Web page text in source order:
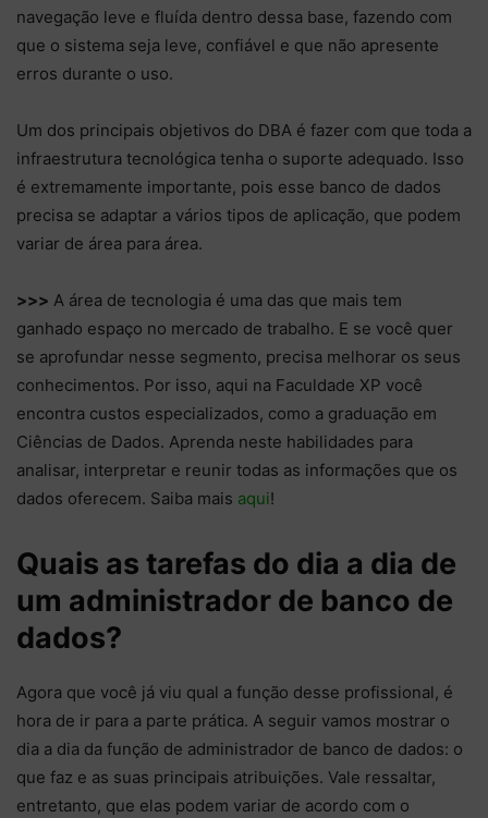
navegação leve e fluída dentro dessa base, fazendo com
que o sistema seja leve, confiável e que não apresente
erros durante o uso.
Um dos principais objetivos do DBA é fazer com que toda a
infraestrutura tecnológica tenha o suporte adequado. Isso
é extremamente importante, pois esse banco de dados
precisa se adaptar a vários tipos de aplicação, que podem
variar de área para área.
>>> A área de tecnologia é uma das que mais tem
ganhado espaço no mercado de trabalho. E se você quer
se aprofundar nesse segmento, precisa melhorar os seus
conhecimentos. Por isso, aqui na Faculdade XP você
encontra custos especializados, como a graduação em
Ciências de Dados. Aprenda neste habilidades para
analisar, interpretar e reunir todas as informações que os
dados oferecem. Saiba mais aqui!
Quais as tarefas do dia a dia de
um administrador de banco de
dados?
Agora que você já viu qual a função desse profissional, é
hora de ir para a parte prática. A seguir vamos mostrar o
dia a dia da função de administrador de banco de dados: o
que faz e as suas principais atribuições. Vale ressaltar,
entretanto, que elas podem variar de acordo com o